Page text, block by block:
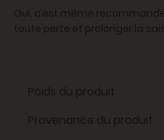
Oui, c’est même
toute perte et prolonger la
Poids du produit
Provenance du produit